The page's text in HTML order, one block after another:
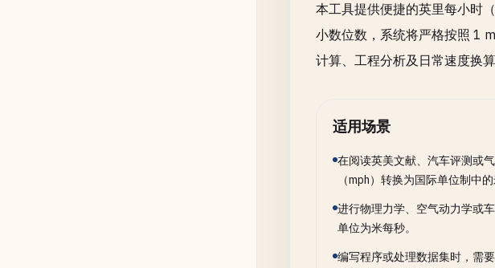
本工具提供便捷的英里每小时
小数位数，系统将严格按照 1
计算、工程分析及日常速度换算
适用场景
在阅读英美文献、汽车评测或
（mph）转换为国际单位制中
进行物理力学、空气动力学或
单位为米每秒。
编写程序或处理数据集时，需